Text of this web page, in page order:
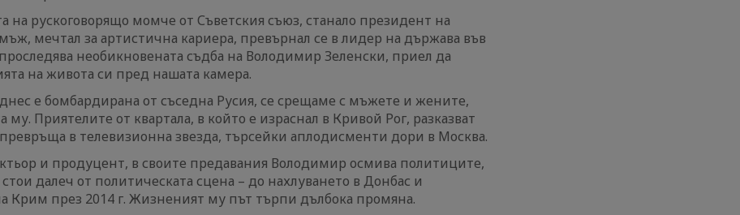
на рускоговорящо момче от Съветския съюз, станало президент на
мечтал за артистична кариера, превърнал се в лидер на държава във
необикновената съдба на Володимир Зеленски, приел да
на живота си пред нашата камера.
днес е бомбардирана от съседна Русия, се срещаме с мъжете и жените,
му. Приятелите от квартала, в който е израснал в Кривой Рог, разказват
превръща в телевизионна звезда, търсейки аплодисменти дори в Москва.
и продуцент, в своите предавания Володимир осмива политиците,
далеч от политическата сцена – до нахлуването в Донбас и
Крим през 2014 г. Жизненият му път търпи дълбока промяна.